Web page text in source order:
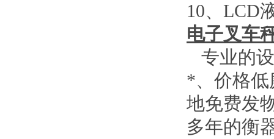
10、 LCD
电子叉车
专业的
*、价格低
地免费发
多年的衡